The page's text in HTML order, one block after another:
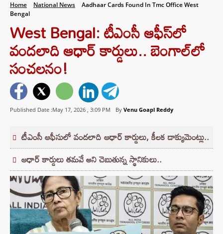
Home National News
Aadhaar Cards Found In Tmc Office West
Bengal
West Bengal: టీఎంసీ ఆఫీస్‌లో
వందలాది ఆధార్ కార్డులు.. బెంగాల్‌లో
సంచలనం!
Published Date :May 17, 2026 , 3:09 PM By Venu Goapl Reddy
టీఎంసీ ఆఫీసులో వందలాది ఆధార్ కార్డులు, కీలక డాక్యుమెంట్లు..
ఆధార్ కార్డులు తమవే అని చెబుతున్న స్థానికులు..